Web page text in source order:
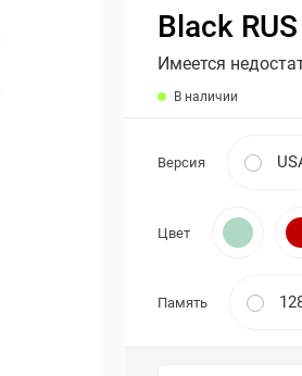
Black RUS
Имеется
В наличии
Версия
Цвет
Память